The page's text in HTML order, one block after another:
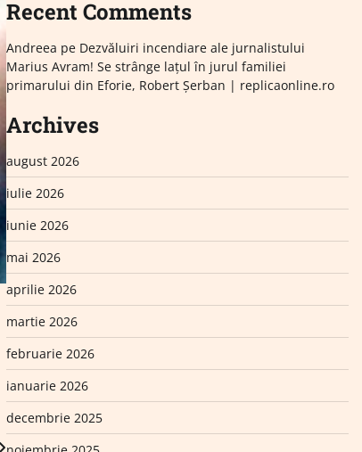
Recent Comments
Andreea pe Dezvăluiri incendiare ale jurnalistului
Marius Avram! Se strânge lațul în jurul familiei
primarului din Eforie, Robert Șerban | replicaonline.ro
Archives
august 2026
iulie 2026
iunie 2026
mai 2026
aprilie 2026
martie 2026
februarie 2026
ianuarie 2026
decembrie 2025